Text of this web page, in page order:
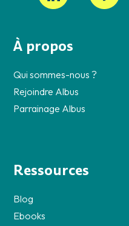
À propos
Qui sommes-nous ?
Rejoindre Albus
Parrainage Albus
Ressources
Blog
Ebooks